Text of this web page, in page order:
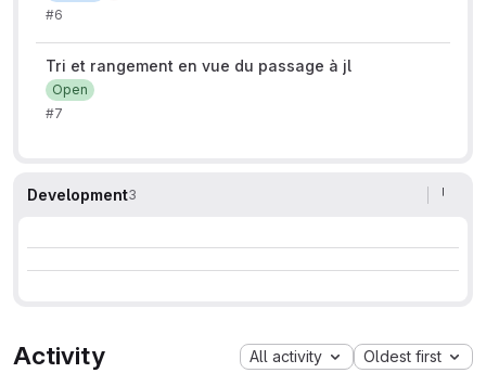
#6
Tri et rangement en vue du passage à jl
Open
#7
Development3
Activity All activity Oldest first